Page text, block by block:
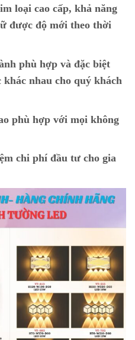
loại cao cấp, khả năng
được độ mới theo thời
phù hợp và đặc biệt
nhau cho quý khách
phù hợp với mọi không
chi phí đầu tư cho gia